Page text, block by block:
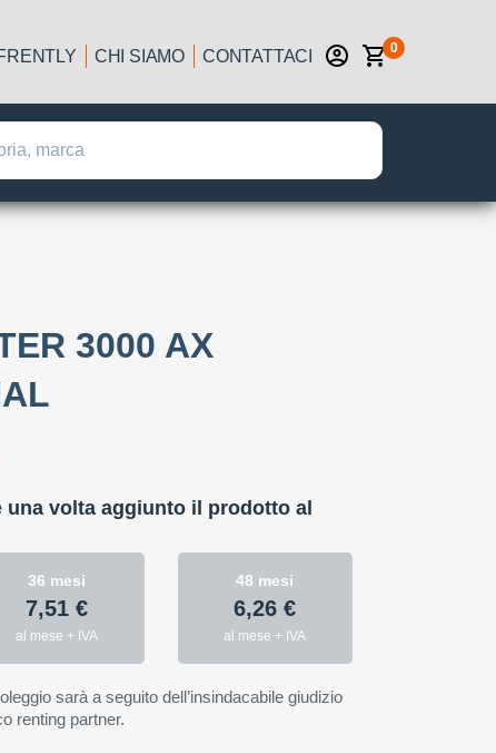
CHI SIAMO CONTATTACI 0
3000 AX
volta aggiunto il prodotto al
36 mesi
7,51 €
al mese + IVA
48 mesi
6,26 €
al mese + IVA
sarà a seguito dell’insindacabile giudizio
renting partner.